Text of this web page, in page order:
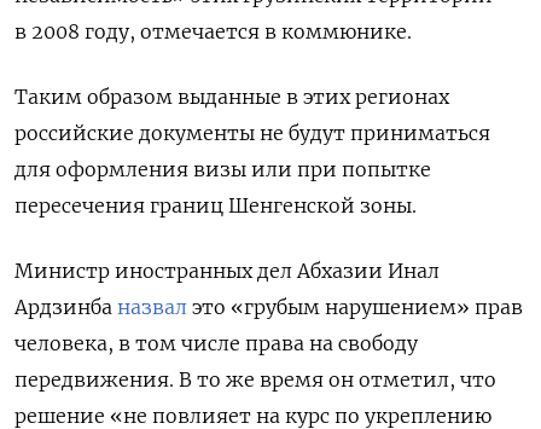
в 2008 году, отмечается в коммюнике.
Таким образом выданные в этих регионах
российские документы не будут приниматься
для оформления визы или при попытке
пересечения границ Шенгенской зоны.
Министр иностранных дел Абхазии Инал
Ардзинба назвал это «грубым нарушением» прав
человека, в том числе права на свободу
передвижения. В то же время он отметил, что
решение «не повлияет на курс по укреплению